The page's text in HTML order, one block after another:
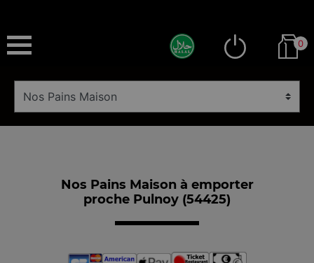
0
Nos Pains Maison à emporter
proche Pulnoy (54425)